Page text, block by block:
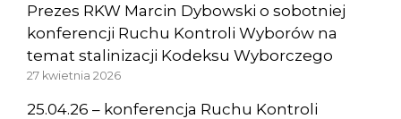
Prezes RKW Marcin Dybowski o sobotniej
konferencji Ruchu Kontroli Wyborów na
temat stalinizacji Kodeksu Wyborczego
27 kwietnia 2026
25.04.26 – konferencja Ruchu Kontroli